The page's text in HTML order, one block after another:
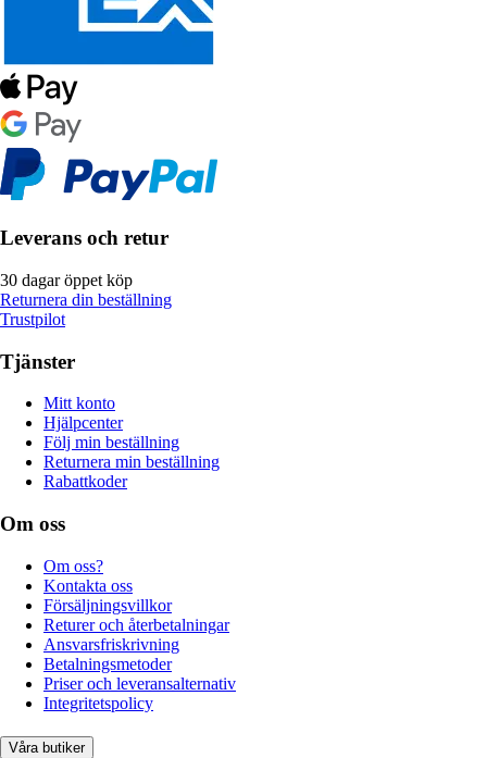
Leverans och retur
30 dagar öppet köp
Returnera din beställning
Trustpilot
Tjänster
Mitt konto
Hjälpcenter
Följ min beställning
Returnera min beställning
Rabattkoder
Om oss
Om oss?
Kontakta oss
Försäljningsvillkor
Returer och återbetalningar
Ansvarsfriskrivning
Betalningsmetoder
Priser och leveransalternativ
Integritetspolicy
Våra butiker